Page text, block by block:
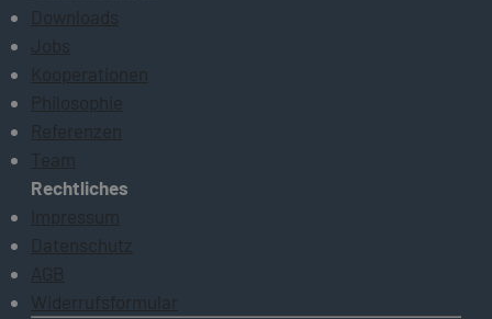
Downloads
Jobs
Kooperationen
Philosophie
Referenzen
Team
Rechtliches
Impressum
Datenschutz
AGB
Widerrufsformular